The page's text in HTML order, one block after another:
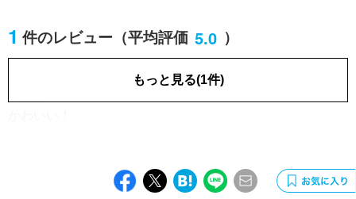
1 件のレビュー （平均評価 5.0 ）
小売・卸売・商社女性／50代
もっと見る(1件)